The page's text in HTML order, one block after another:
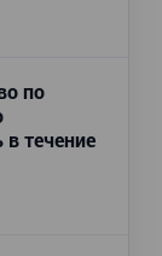
по
в течение